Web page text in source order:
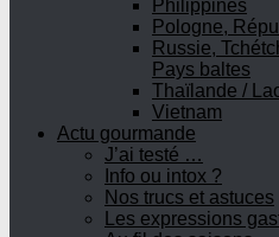
Philippines
Pologne,
Russie,
Pays baltes
Thaïlande /
Vietnam
Actu gourmande
J’ai testé …
Info ou intox ?
Nos trucs et astuces
Les expressions